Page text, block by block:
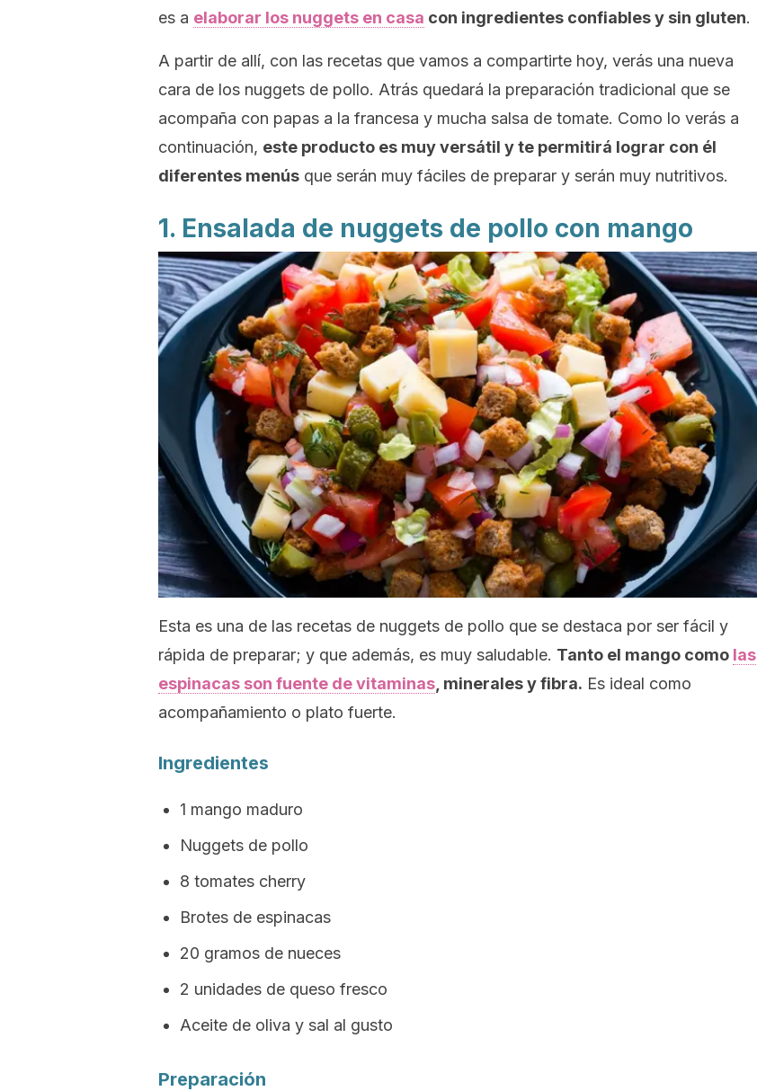
es a elaborar los nuggets en casa con ingredientes confiables y sin gluten.
A partir de allí, con las recetas que vamos a compartirte hoy, verás una nueva
cara de los nuggets de pollo. Atrás quedará la preparación tradicional que se
acompaña con papas a la francesa y mucha salsa de tomate. Como lo verás a
continuación, este producto es muy versátil y te permitirá lograr con él
diferentes menús que serán muy fáciles de preparar y serán muy nutritivos.
1. Ensalada de nuggets de pollo con mango
Esta es una de las recetas de nuggets de pollo que se destaca por ser fácil y
rápida de preparar; y que además, es muy saludable. Tanto el mango como las
espinacas son fuente de vitaminas , minerales y fibra. Es ideal como
acompañamiento o plato fuerte.
Ingredientes
1 mango maduro
Nuggets de pollo
8 tomates cherry
Brotes de espinacas
20 gramos de nueces
2 unidades de queso fresco
Aceite de oliva y sal al gusto
Preparación